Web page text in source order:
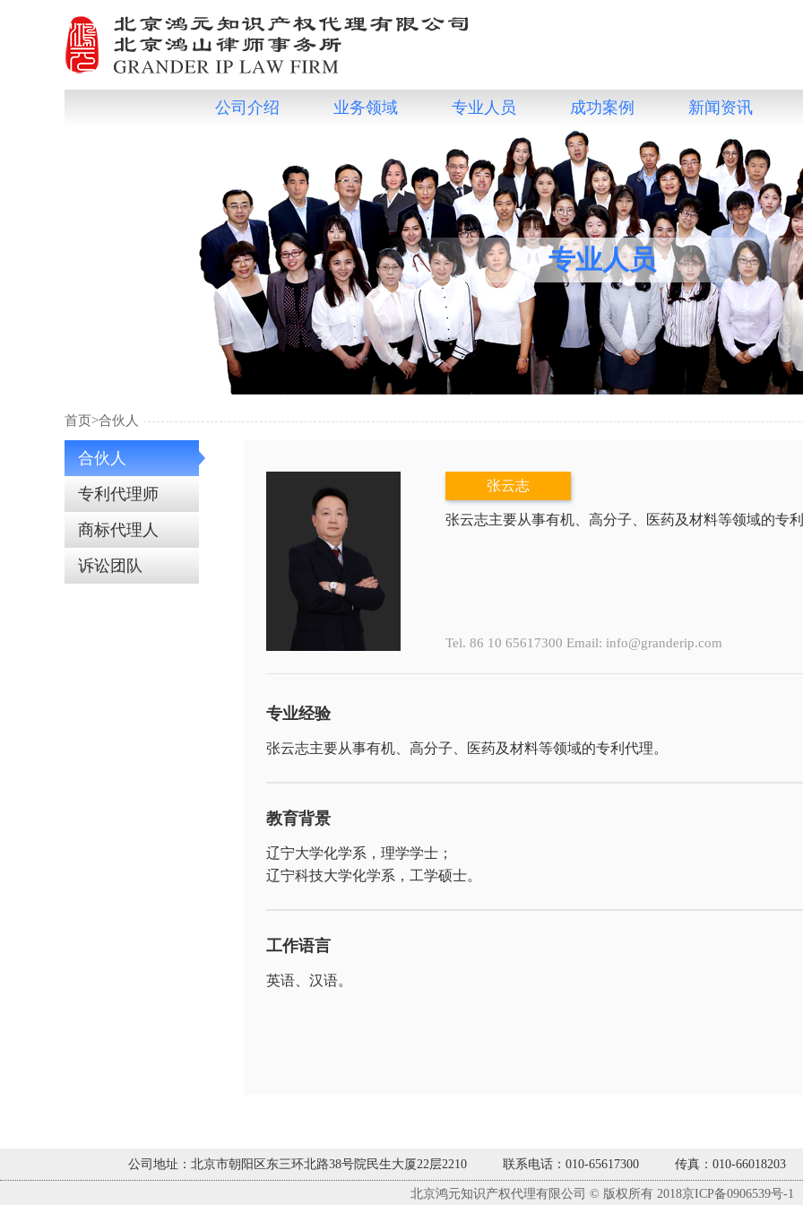
公司介绍 业务领域 专业人员 成功案例 新闻资讯
专业人员
首页>合伙人
合伙人
专利代理师
商标代理人
诉讼团队
张云志
张云志主要从事有机、高分子、医药及材料等领域的专
Tel. 86 10 65617300 Email: info@granderip.com
专业经验
张云志主要从事有机、高分子、医药及材料等领域的专利代理。
教育背景
辽宁大学化学系，理学学士；
辽宁科技大学化学系，工学硕士。
工作语言
英语、汉语。
公司地址：北京市朝阳区东三环北路38号院民生大厦22层2210 联系电话：010-65617300 传真：010-66018203
北京鸿元知识产权代理有限公司 © 版权所有 2018京ICP备0906539号-1